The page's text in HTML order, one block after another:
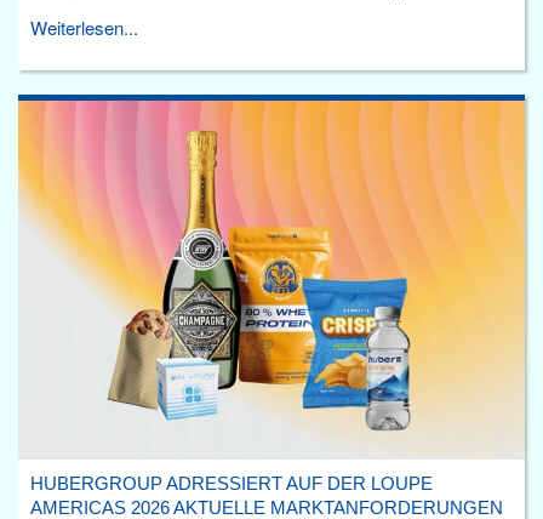
Weiterlesen...
HUBERGROUP ADRESSIERT AUF DER LOUPE
AMERICAS 2026 AKTUELLE MARKTANFORDERUNGEN